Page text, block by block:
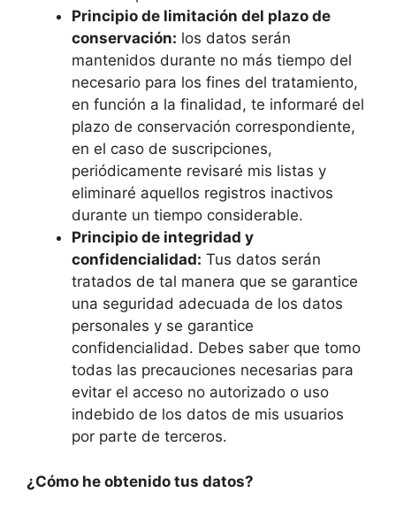
Principio de limitación del plazo de
conservación: los datos serán
mantenidos durante no más tiempo del
necesario para los fines del tratamiento,
en función a la finalidad, te informaré del
plazo de conservación correspondiente,
en el caso de suscripciones,
periódicamente revisaré mis listas y
eliminaré aquellos registros inactivos
durante un tiempo considerable.
Principio de integridad y
confidencialidad: Tus datos serán
tratados de tal manera que se garantice
una seguridad adecuada de los datos
personales y se garantice
confidencialidad. Debes saber que tomo
todas las precauciones necesarias para
evitar el acceso no autorizado o uso
indebido de los datos de mis usuarios
por parte de terceros.
¿Cómo he obtenido tus datos?